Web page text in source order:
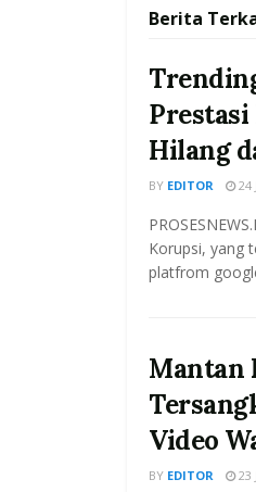
Berita
Hilang
BY EDITOR 24
Korupsi, yang
platfrom
Mantan
Video
BY EDITOR 23